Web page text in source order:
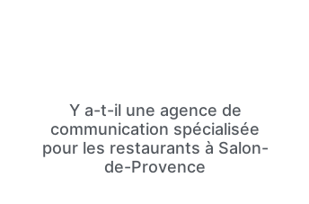
Y a-t-il une agence de
communication spécialisée
pour les restaurants à Salon-
de-Provence